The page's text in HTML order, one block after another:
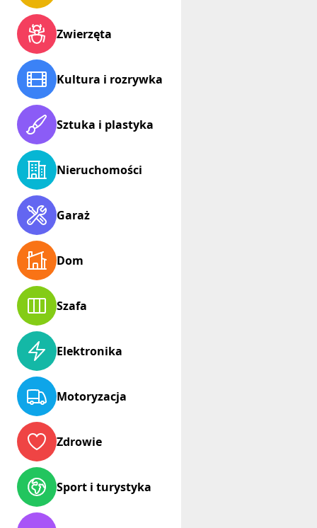
Zwierzęta
Kultura i rozrywka
Sztuka i plastyka
Nieruchomości
Garaż
Dom
Szafa
Elektronika
Motoryzacja
Zdrowie
Sport i turystyka